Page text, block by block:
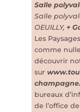
Salle
Salle
OEUILLY, +
Les
comme
découvrir
sur
bureaux
de l’office